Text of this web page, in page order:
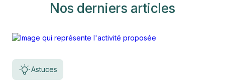
Nos derniers articles
Astuces